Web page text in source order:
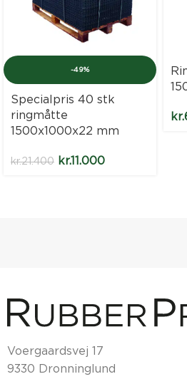
-49%
Specialpris 40 stk
ringmåtte
1500x1000x22 mm
kr.21.400 kr.11.000
kr.
Voergaardsvej 17
9330 Dronninglund